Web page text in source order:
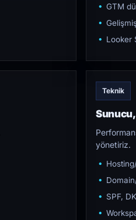
GTM
Looker
Teknik
Sunucu,
yönetiriz.
SPF,